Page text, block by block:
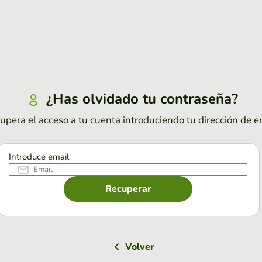
¿Has olvidado tu contraseña?
el acceso a tu cuenta introduciendo tu dirección de
Introduce email
Recuperar
Volver